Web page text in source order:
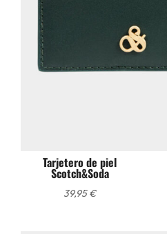
Tarjetero de piel
Scotch&Soda
39,95€